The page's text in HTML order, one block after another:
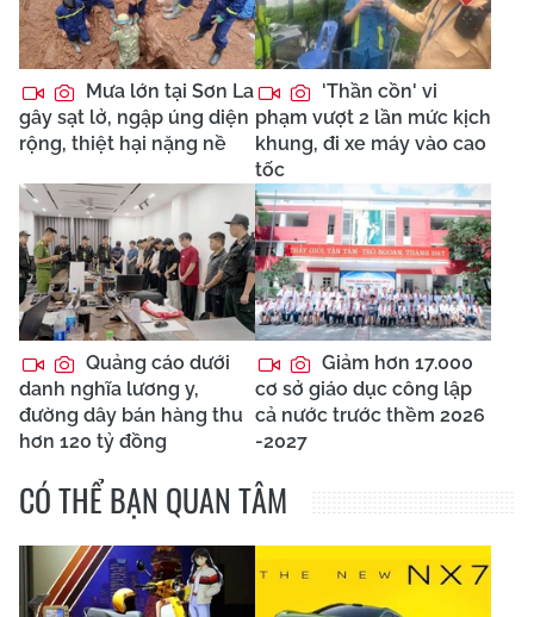
Mưa lớn tại Sơn La
gây sạt lở, ngập úng diện
rộng, thiệt hại nặng nề
'Thần cồn' vi
phạm vượt 2 lần mức kịch
khung, đi xe máy vào cao
tốc
Quảng cáo dưới
danh nghĩa lương y,
đường dây bán hàng thu
hơn 120 tỷ đồng
Giảm hơn 17.000
cơ sở giáo dục công lập
cả nước trước thềm 2026
-2027
CÓ THỂ BẠN QUAN TÂM